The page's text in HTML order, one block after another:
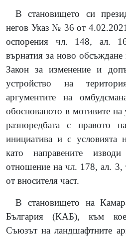
В становището си
негов Указ № 36 от
оспорения чл. 148, ал.
върнатия за ново
Закон за изменение и
устройство на
аргументите на
обоснованото в мотивите на
разпоредбата с правото
инициатива и с условията
като направените
отношение на чл. 178, ал. 3,
от вносителя част.
В становището на
България (КАБ), към
Съюзът на ландшафтните